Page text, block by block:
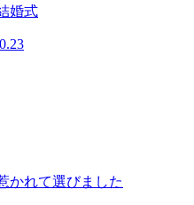
婚式
かれて選びました